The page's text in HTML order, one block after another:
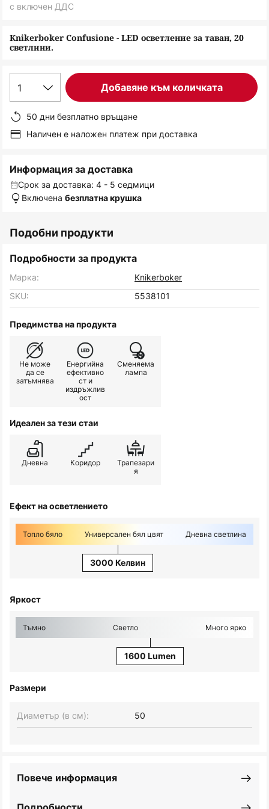
снимки
Knikerboker Confusione - LED осветление за таван, 20
светлини.
с включен ДДС
1 Добавяне към количката
50 дни безплатно връщане
Наличен е наложен платеж при доставка
Информация за доставка
Срок за доставка: 4 - 5 седмици
Включена безплатна крушка
Подобни продукти
Подробности за продукта
Марка:
Knikerboker
SKU:
5538101
Предимства на продукта
Не може
да се
затъмнява
Енергийна
ефективно
ст и
издръжлив
ост
Сменяема
лампа
Идеален за тези стаи
Дневна Коридор
Трапезари
я
Ефект на осветлението
Топло бяло Универсален бял цвят Дневна светлина
3000 Келвин
Яркост
Тъмно Светло Много ярко
1600 Lumen
Размери
Диаметър (в см): 50
Повече информация